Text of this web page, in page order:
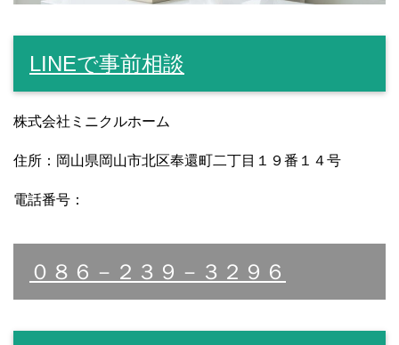
LINEで事前相談
株式会社ミニクルホーム
住所：岡山県岡山市北区奉還町二丁目１９番１４号
電話番号：
０８６－２３９－３２９６